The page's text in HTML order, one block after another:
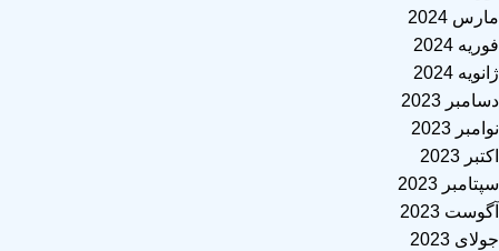
مارس 2024
فوریه 2024
ژانویه 2024
دسامبر 2023
نوامبر 2023
اکتبر 2023
سپتامبر 2023
آگوست 2023
جولای 2023